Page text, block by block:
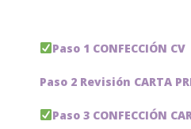
Paso 1 CONFECCIÓN CV
Paso 2 Revisión CARTA
Paso 3 CONFECCIÓN